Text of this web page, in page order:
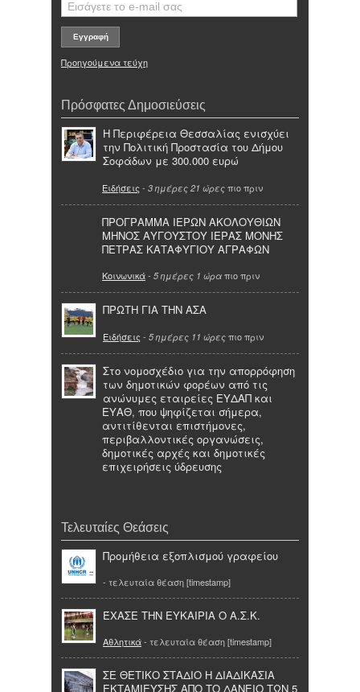
Προηγούμενα τεύχη
Πρόσφατες Δημοσιεύσεις
Η Περιφέρεια Θεσσαλίας ενισχύει
την Πολιτική Προστασία του Δήμου
Σοφάδων με 300.000 ευρώ
Ειδήσεις - 3 ημέρες 21 ώρες πιο πριν
ΠΡΟΓΡΑΜΜΑ ΙΕΡΩΝ ΑΚΟΛΟΥΘΙΩΝ
ΜΗΝΟΣ ΑΥΓΟΥΣΤΟΥ ΙΕΡΑΣ ΜΟΝΗΣ
ΠΕΤΡΑΣ ΚΑΤΑΦΥΓΙΟΥ ΑΓΡΑΦΩΝ
Κοινωνικά- 5 ημέρες 1 ώρα πιο πριν
ΠΡΩΤΗ ΓΙΑ ΤΗΝ ΑΣΑ
Ειδήσεις - 5 ημέρες 11 ώρες πιο πριν
Στο νομοσχέδιο για την απορρόφηση
των δημοτικών φορέων από τις
ανώνυμες εταιρείες ΕΥΔΑΠ και
ΕΥΑΘ, που ψηφίζεται σήμερα,
αντιτίθενται επιστήμονες,
περιβαλλοντικές οργανώσεις,
δημοτικές αρχές και δημοτικές
επιχειρήσεις ύδρευσης
Τελευταίες Θεάσεις
Προμήθεια εξοπλισμού γραφείου
- τελευταία θέαση [timestamp]
ΈΧΑΣΕ ΤΗΝ ΕΥΚΑΙΡΙΑ Ο Α.Σ.Κ.
Αθλητικά- τελευταία θέαση [timestamp]
ΣΕ ΘΕΤΙΚΟ ΣΤΑΔΙΟ Η ΔΙΑΔΙΚΑΣΙΑ
ΕΚΤΑΜΙΕΥΣΗΣ ΑΠΟ ΤΟ ΔΑΝΕΙΟ ΤΩΝ 5